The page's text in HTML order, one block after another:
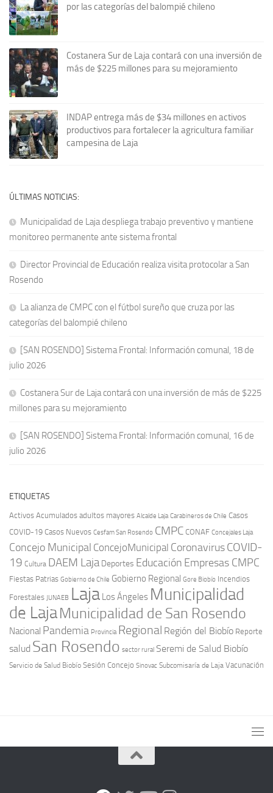
por las categorías del balompié chileno
Costanera Sur de Laja contará con una inversión de
más de $225 millones para su mejoramiento
INDAP entrega más de $34 millones en activos
productivos para fortalecer la agricultura familiar
campesina de Laja
ÚLTIMAS NOTICIAS:
Municipalidad de Laja despliega trabajo preventivo y mantiene
monitoreo permanente ante sistema frontal
Director Provincial de Educación realiza visita protocolar a San
Rosendo
La alianza de CMPC con el fútbol sureño que cruza por las
categorías del balompié chileno
[SAN ROSENDO] Sistema Frontal: Información comunal, 18 de
julio 2026
Costanera Sur de Laja contará con una inversión de más de $225
millones para su mejoramiento
[SAN ROSENDO] Sistema Frontal: Información comunal, 16 de
julio 2026
ETIQUETAS
Activos Acumulados adultos mayores Alcalde Laja Carabineros de Chile Casos
COVID-19 Casos Nuevos Cesfam San Rosendo CMPC CONAF Concejales Laja
Concejo Municipal ConcejoMunicipal CoronavirusCOVID-
19 Cultura DAEM Laja Deportes Educación Empresas CMPC
Fiestas Patrias Gobierno de Chile Gobierno Regional Gore Biobío Incendios
Forestales JUNAEB Laja Los Ángeles Municipalidad
de LajaMunicipalidad de San Rosendo
Nacional Pandemia Provincia Regional Región del Biobío Reporte
salud San Rosendo sector rural Seremi de Salud Biobío
Servicio de Salud Biobío Sesión Concejo Sinovac Subcomisaría de Laja Vacunación